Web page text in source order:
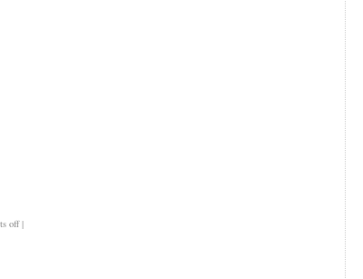
offon
|